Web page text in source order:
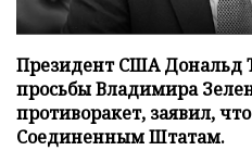
Президент США Дональд
просьбы Владимира
противоракет, заявил,
Соединенным Штатам.